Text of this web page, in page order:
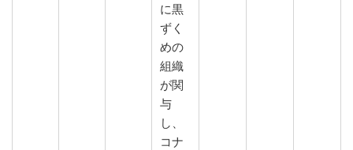
に黒
ずく
めの
組織
が関
与
し、
コナ